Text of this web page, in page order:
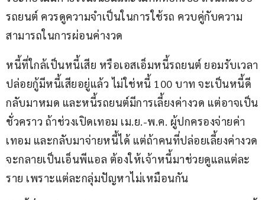
รถยนต์ ควรดูความจำเป็นในการใช้รถ ควบคู่กับความ
สามารถในการผ่อนค่างวด
หนี้ที่ใกล้เป็นหนี้เสีย หรือเอสเอ็มหนี้รถยนต์ ยอมรับเวลา
ปล่อยกู้มีหนี้เสียอยู่แล้ว ไม่ใช่หนี้ 100 บาท จะเป็นหนี้ดี
กลับมาหมด และหนี้รถยนต์มีการเลี้ยงค่างวด แต่อาจเป็น
ชั่วคราว ถ้าช่วงเปิดเทอม เม.ย.-พ.ค. ผู้ปกครองจ่ายค่า
เทอม และกลับมาจ่ายหนี้ได้ แต่ถ้าคนที่ปล่อยเลี้ยงค่างวด
จะกลายเป็นเอ็นพีแอล ต้องให้เจ้าหนี้มาช่วยดูแลแต่ละ
ราย เพราะแต่ละกลุ่มปัญหาไม่เหมือนกัน